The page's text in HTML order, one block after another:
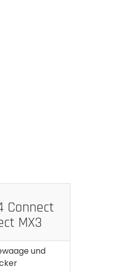
Connect
MX3
und